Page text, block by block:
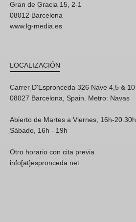
Gran de Gracia 15, 2-1
08012 Barcelona
www.lg-media.es
LOCALIZACIÓN
Carrer D'Espronceda 326 Nave 4,5 & 10
08027 Barcelona, Spain. Metro: Navas
Abierto de Martes a Viernes, 16h-20.30h
Sábado, 16h - 19h
Otro horario con cita previa
info[at]espronceda.net